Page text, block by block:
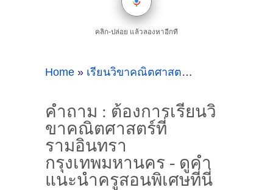
คลิก-ปล่อย แล้วลองหาอีกที
Home » เรียนวิขาคณิตศาสตร์ที่รามอินทรา
คำถาม : ต้องการเรียนวิ
ขาคณิตศาสตร์ที่
รามอินทรา
กรุงเทพมหานคร - ดูคำ
แนะนำครูสอนพิเศษที่นี่